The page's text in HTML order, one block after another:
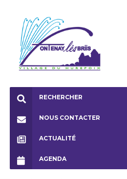
RECHERCHER
NOUS CONTACTER
ACTUALITÉ
AGENDA